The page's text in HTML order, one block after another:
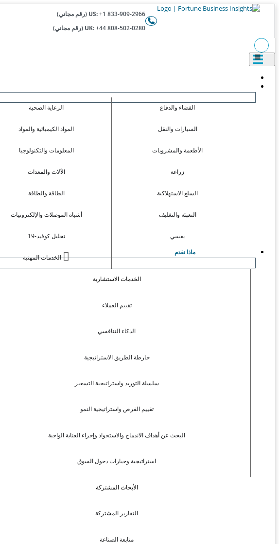
US:+1 833-909-2966 (رقم مجاني)
UK:+44 808-502-0280 (رقم مجاني)
الرعاية الصحية
المواد الكيميائية والمواد
المعلومات والتكنولوجيا
الآلات والمعدات
الطاقة والطاقة
أشباه الموصلات والإلكترونيات
تحليل كوفيد-19
الخدمات المهنية
الفضاء والدفاع
السيارات والنقل
الأطعمة والمشروبات
زراعة
السلع الاستهلاكية
التعبئة والتغليف
بفسي
ماذا نقدم
الخدمات الاستشارية
تقييم العملاء
الذكاء التنافسي
خارطة الطريق الاستراتيجية
سلسلة التوريد واستراتيجية التسعير
تقييم الفرص واستراتيجية النمو
البحث عن أهداف الاندماج والاستحواذ وإجراء العناية الواجبة
استراتيجية وخيارات دخول السوق
الأبحاث المشتركة
التقارير المشتركة
متابعة الصناعة